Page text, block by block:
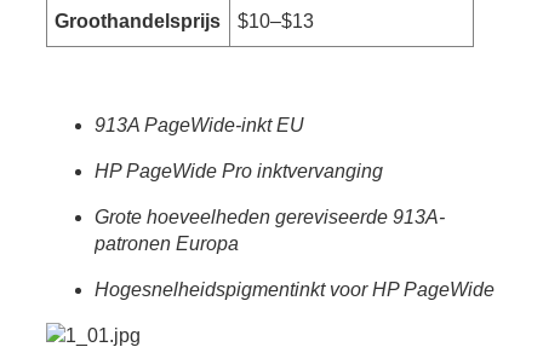
Groothandelsprijs $10–$13
913A PageWide-inkt EU
HP PageWide Pro inktvervanging
Grote hoeveelheden gereviseerde 913A-
patronen Europa
Hogesnelheidspigmentinkt voor HP PageWide